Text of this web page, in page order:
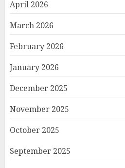
April 2026
March 2026
February 2026
January 2026
December 2025
November 2025
October 2025
September 2025